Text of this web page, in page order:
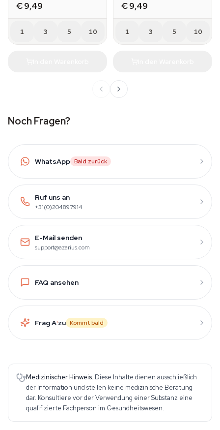
€ 9,49
1 3 5 10
€ 9,49
1 3 5 10
Noch Fragen?
WhatsApp Bald zurück
Ruf uns an
+31(0)204897914
E-Mail senden
support@azarius.com
FAQ ansehen
Frag Aizu Kommt bald
Medizinischer Hinweis. Diese Inhalte dienen ausschließlich
der Information und stellen keine medizinische Beratung
dar. Konsultiere vor der Verwendung einer Substanz eine
qualifizierte Fachperson im Gesundheitswesen.